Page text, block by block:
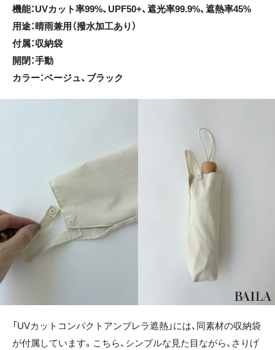
機能：UVカット率99%、UPF50+、遮光率99.9%、遮熱率45%
用途：晴雨兼用（撥水加工あり）
付属：収納袋
開閉：手動
カラー：ベージュ、ブラック
「UVカットコンパクトアンブレラ遮熱」には、同素材の収納袋
が付属しています。こちら、シンプルな見た目ながら、さりげ